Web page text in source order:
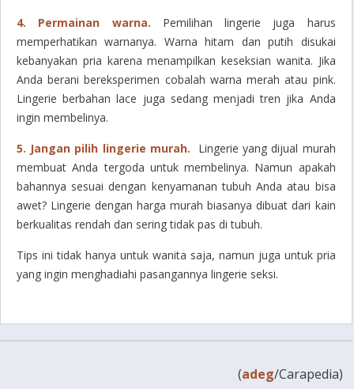
4. Permainan warna. Pemilihan lingerie juga harus
memperhatikan warnanya. Warna hitam dan putih disukai
kebanyakan pria karena menampilkan keseksian wanita. Jika
Anda berani bereksperimen cobalah warna merah atau pink.
Lingerie berbahan lace juga sedang menjadi tren jika Anda
ingin membelinya.
5. Jangan pilih lingerie murah.
Lingerie yang dijual murah
membuat Anda tergoda untuk membelinya. Namun apakah
bahannya sesuai dengan kenyamanan tubuh Anda atau bisa
awet? Lingerie dengan harga murah biasanya dibuat dari kain
berkualitas rendah dan sering tidak pas di tubuh.
Tips ini tidak hanya untuk wanita saja, namun juga untuk pria
yang ingin menghadiahi pasangannya lingerie seksi.
(adeg/Carapedia)